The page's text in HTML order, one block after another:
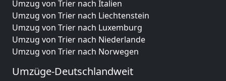
Umzug von Trier nach Italien
Umzug von Trier nach Liechtenstein
Umzug von Trier nach Luxemburg
Umzug von Trier nach Niederlande
Umzug von Trier nach Norwegen
Umzüge-Deutschlandweit